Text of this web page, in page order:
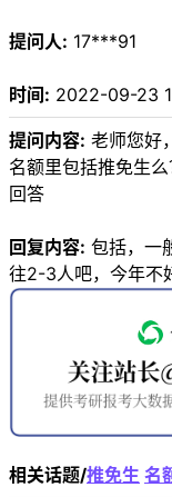
提问人: 17***91
时间: 2022-09-23
提问内容: 老师您好
名额里包括推免生
回答
回复内容: 包括，一
往2-3人吧，今年不
相关话题/推免生 名